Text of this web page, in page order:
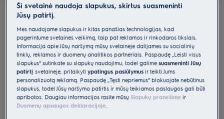
Ši svetainė naudoja slapukus, skirtus suasmeninti
Jūsų patirtį.
Mes naudojame slapukus ir kitas panašias technologijas, kad
pagerintume svetainės veikimą, taip pat reklamos ir rinkodaros tikslais.
Informacija apie Jūsų naršymą mūsų svetainėje dalijamės su socialinių
tinklų, reklamos ir duomenų analitikos partneriais. Paspaudę „Leisti visus
slapukus“ sutinkate su slapukų naudojimu, todėl galimesuasmeninti Jūsų
patirtįsvetainėje, pritaikytiypatingus pasiūlymus ir teikti Jums
personalizuotą reklamą. Paspaudę „Tęsti nepriėmus“ blokuojate nebūtinus
slapukus, todėl Jūsų naršymo patirtis ir mūsų teikiamos paslaugos gali būti
apribotos. Daugiau informacijos rasite mūsų Slapukų pranešime ir
Duomenų apsaugos deklaracijoje.